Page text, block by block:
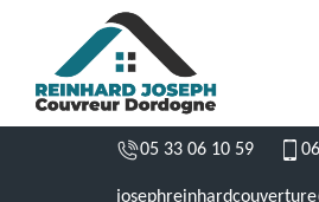
05 33 06 10 59